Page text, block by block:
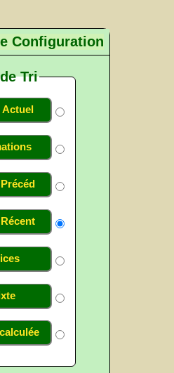
Configuration
Tri